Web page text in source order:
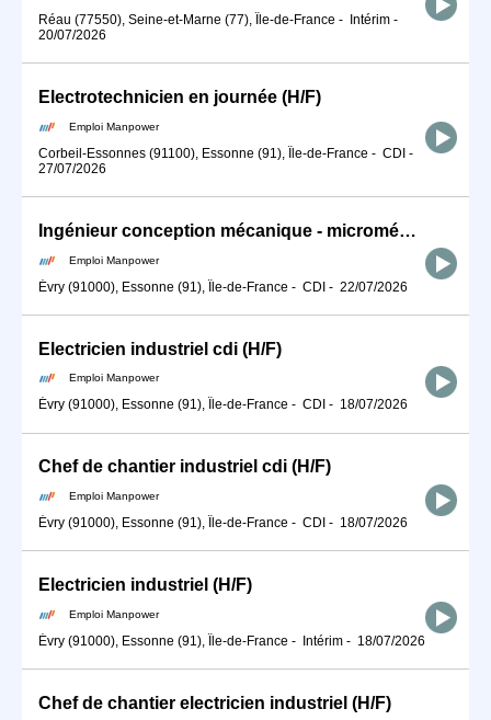
Réau (77550), Seine-et-Marne (77), Île-de-France - Intérim -
20/07/2026
Electrotechnicien en journée (H/F)
Emploi Manpower
Corbeil-Essonnes (91100), Essonne (91), Île-de-France - CDI -
27/07/2026
Ingénieur conception mécanique - micromécanique (H/F)
Emploi Manpower
Évry (91000), Essonne (91), Île-de-France - CDI - 22/07/2026
Electricien industriel cdi (H/F)
Emploi Manpower
Évry (91000), Essonne (91), Île-de-France - CDI - 18/07/2026
Chef de chantier industriel cdi (H/F)
Emploi Manpower
Évry (91000), Essonne (91), Île-de-France - CDI - 18/07/2026
Electricien industriel (H/F)
Emploi Manpower
Évry (91000), Essonne (91), Île-de-France - Intérim - 18/07/2026
Chef de chantier electricien industriel (H/F)